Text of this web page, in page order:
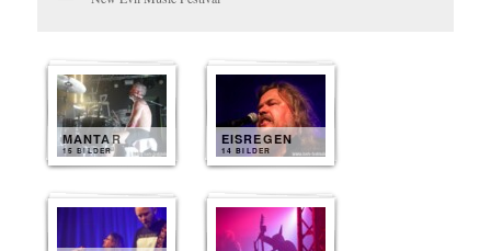
MANTAR
15 BILDER
EISREGEN
14 BILDER